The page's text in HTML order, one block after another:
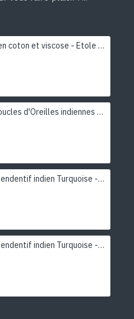
Etole rayée en coton et viscose - Etole indienne
Turquoise-Boucles d'Oreilles indiennes Turquoise-Bijoux Inde
Turquoise - Pendentif indien Turquoise - Bijoux Inde
Turquoise - Pendentif indien Turquoise - Bijoux Inde